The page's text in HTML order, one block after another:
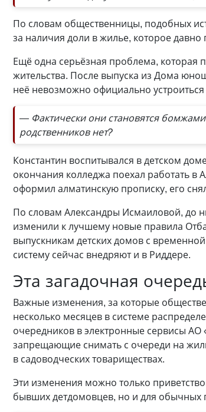
По словам общественницы, подобных
за наличия доли в жилье, которое
Ещё одна серьёзная проблема, которая
жительства. После выпуска из Дома
неё невозможно официально
— Фактически они становятся бомжами
родственников нет?
Константин воспитывался в детском
окончания колледжа поехал работать в
оформил алматинскую прописку, его
По словам Александры Исмаиловой, до
изменили к лучшему новые правила
выпускникам детских домов с
систему сейчас внедряют и в Риддере.
Эта загадочная
Важные изменения, за которые
несколько месяцев в системе
очередников в электронные сервисы
запрещающие снимать с очереди на
в садоводческих товариществах.
Эти изменения можно только
бывших детдомовцев, но и для обычных